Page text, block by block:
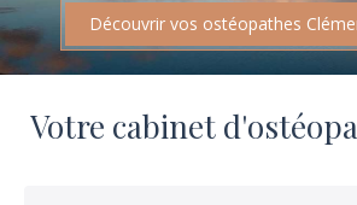
Découvrir vos ostéopathes
Votre cabinet